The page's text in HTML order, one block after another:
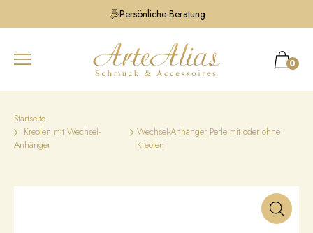
Persönliche Beratung
0
Startseite
Kreolen mit Wechsel-
Anhänger
Wechsel-Anhänger Perle mit oder ohne
Kreolen